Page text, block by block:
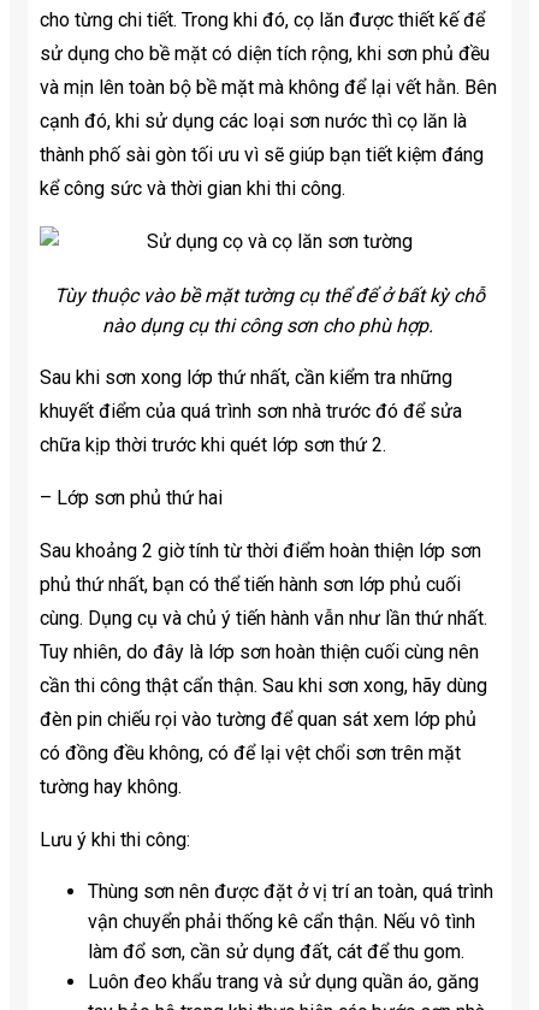
cho từng chi tiết. Trong khi đó, cọ lăn được thiết kế để
sử dụng cho bề mặt có diện tích rộng, khi sơn phủ đều
và mịn lên toàn bộ bề mặt mà không để lại vết hằn. Bên
cạnh đó, khi sử dụng các loại sơn nước thì cọ lăn là
thành phố sài gòn tối ưu vì sẽ giúp bạn tiết kiệm đáng
kể công sức và thời gian khi thi công.
Tùy thuộc vào bề mặt tường cụ thể để ở bất kỳ chỗ
nào dụng cụ thi công sơn cho phù hợp.
Sau khi sơn xong lớp thứ nhất, cần kiểm tra những
khuyết điểm của quá trình sơn nhà trước đó để sửa
chữa kịp thời trước khi quét lớp sơn thứ 2.
– Lớp sơn phủ thứ hai
Sau khoảng 2 giờ tính từ thời điểm hoàn thiện lớp sơn
phủ thứ nhất, bạn có thể tiến hành sơn lớp phủ cuối
cùng. Dụng cụ và chủ ý tiến hành vẫn như lần thứ nhất.
Tuy nhiên, do đây là lớp sơn hoàn thiện cuối cùng nên
cần thi công thật cẩn thận. Sau khi sơn xong, hãy dùng
đèn pin chiếu rọi vào tường để quan sát xem lớp phủ
có đồng đều không, có để lại vệt chổi sơn trên mặt
tường hay không.
Lưu ý khi thi công:
Thùng sơn nên được đặt ở vị trí an toàn, quá trình
vận chuyển phải thống kê cẩn thận. Nếu vô tình
làm đổ sơn, cần sử dụng đất, cát để thu gom.
Luôn đeo khẩu trang và sử dụng quần áo, găng